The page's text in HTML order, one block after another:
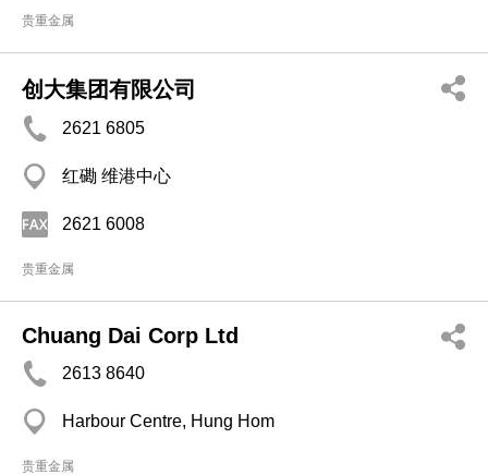
贵重金属
创大集团有限公司
2621 6805
红磡 维港中心
2621 6008
贵重金属
Chuang Dai Corp Ltd
2613 8640
Harbour Centre, Hung Hom
贵重金属